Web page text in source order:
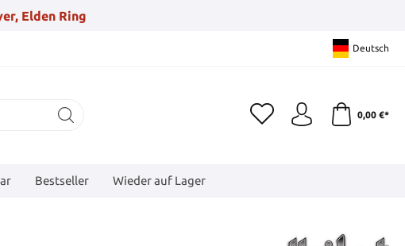
Elden Ring
Deutsch
0,00 €*
Bestseller Wieder auf Lager